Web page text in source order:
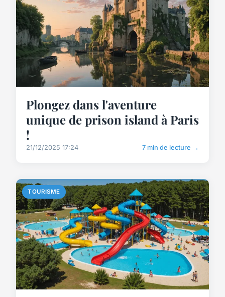
Plongez dans l'aventure
unique de prison island à Paris
!
21/12/2025 17:24 7 min de lecture →
TOURISME